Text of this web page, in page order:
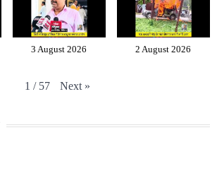
3 August 2026 2 August 2026
1 / 57 Next »